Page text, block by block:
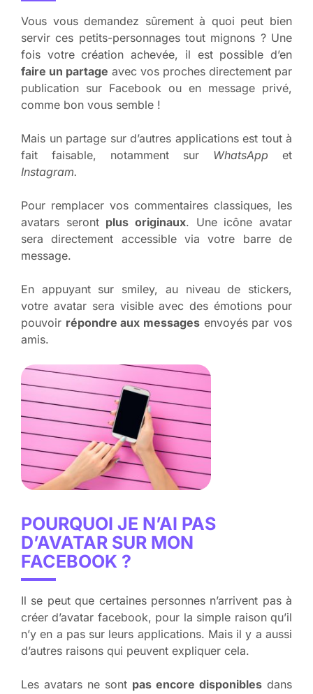
Vous vous demandez sûrement à quoi peut bien
servir ces petits-personnages tout mignons ? Une
fois votre création achevée, il est possible d’en
faire un partage avec vos proches directement par
publication sur Facebook ou en message privé,
comme bon vous semble !
Mais un partage sur d’autres applications est tout à
fait faisable, notamment sur WhatsApp et
Instagram.
Pour remplacer vos commentaires classiques, les
avatars seront plus originaux. Une icône avatar
sera directement accessible via votre barre de
message.
En appuyant sur smiley, au niveau de stickers,
votre avatar sera visible avec des émotions pour
pouvoir répondre aux messages envoyés par vos
amis.
POURQUOI JE N’AI PAS
D’AVATAR SUR MON
FACEBOOK ?
Il se peut que certaines personnes n’arrivent pas à
créer d’avatar facebook, pour la simple raison qu’il
n’y en a pas sur leurs applications. Mais il y a aussi
d’autres raisons qui peuvent expliquer cela.
Les avatars ne sont pas encore disponibles dans